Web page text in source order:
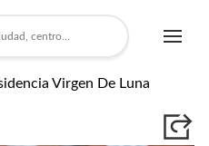
Virgen De Luna